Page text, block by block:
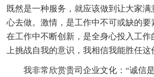
既然是一种服务，就应该做到让大家
心去做。激情，是工作中不可或缺的要
在工作中不断创新，是全身心投入工作
上挑战自我的意识，我相信我能胜任这
我非常欣赏贵司企业文化：“诚信